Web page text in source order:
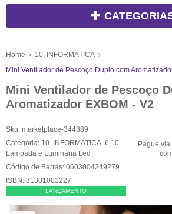
Home
10. INFORMÁTICA
Mini Ventilador de Pescoço Duplo com
Mini Ventilador de Pescoço
Aromatizador EXBOM - V2
Sku: marketplace-344889
Categoria: 10. INFORMÁTICA 6.10
Lampada e Luminária Led
Código de Barras: 0603004249279
ISBN: 31301001227
LANÇAMENTO
Pague via